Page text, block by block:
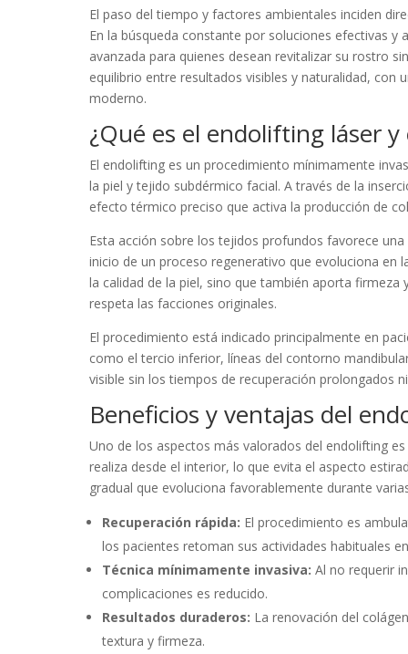
El paso del tiempo y factores ambientales inciden
En la búsqueda constante por soluciones efectivas
avanzada para quienes desean revitalizar su rostro
equilibrio entre resultados visibles y naturalidad, con
moderno.
¿Qué es el endolifting láser
El endolifting es un procedimiento mínimamente
la piel y tejido subdérmico facial. A través de la
efecto térmico preciso que activa la producción de
Esta acción sobre los tejidos profundos favorece
inicio de un proceso regenerativo que evoluciona
la calidad de la piel, sino que también aporta
respeta las facciones originales.
El procedimiento está indicado principalmente en
como el tercio inferior, líneas del contorno
visible sin los tiempos de recuperación prolongados
Beneficios y ventajas del
Uno de los aspectos más valorados del endolifting
realiza desde el interior, lo que evita el aspecto
gradual que evoluciona favorablemente durante
Recuperación rápida: El procedimiento es
los pacientes retoman sus actividades habituales
Técnica mínimamente invasiva: Al no requerir
complicaciones es reducido.
Resultados duraderos: La renovación del
textura y firmeza.